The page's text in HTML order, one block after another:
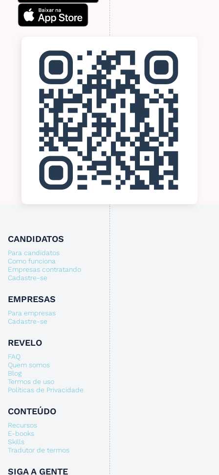
CANDIDATOS
Para candidatos
Como funciona
Empresas contratando
Cadastre-se
EMPRESAS
Para empresas
Cadastre-se
REVELO
FAQ
Quem somos
Blog
Termos de uso
Políticas de Privacidade
CONTEÚDO
Recursos
E-books
Skills
Tradutor de termos
SIGA A GENTE